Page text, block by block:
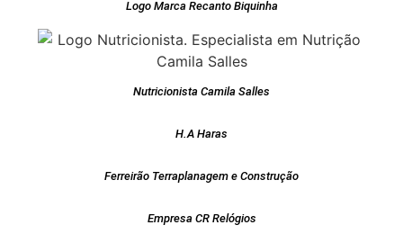
Logo Marca Recanto Biquinha
Nutricionista Camila Salles
H.A Haras
Ferreirão Terraplanagem e Construção
Empresa CR Relógios